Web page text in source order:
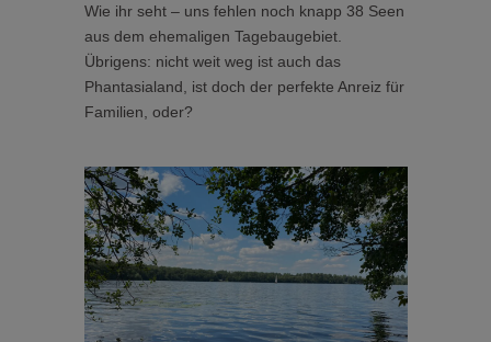
Wie ihr seht – uns fehlen noch knapp 38 Seen
aus dem ehemaligen Tagebaugebiet.
Übrigens: nicht weit weg ist auch das
Phantasialand, ist doch der perfekte Anreiz für
Familien, oder?